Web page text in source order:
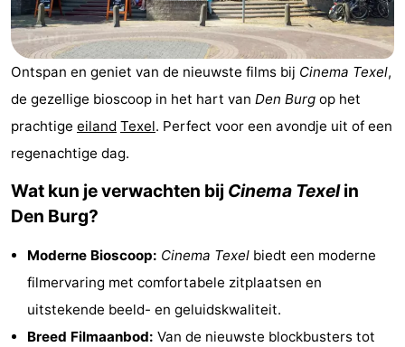
Hoorn
De
Cocksdorp
-
De
Koog
-
Oudeschild
De
Waal
-
Oosterend
Natuur
uitkijkpunten
Overnachten
Appartementen
Ontspan en geniet van de nieuwste films bij Cinema Texel,
de gezellige bioscoop in het hart van Den Burg op het
prachtige eiland Texel. Perfect voor een avondje uit of een
regenachtige dag.
Wat kun je verwachten bij Cinema Texelin
Den Burg?
Moderne Bioscoop: Cinema Texel biedt een moderne
filmervaring met comfortabele zitplaatsen en
uitstekende beeld- en geluidskwaliteit.
Breed Filmaanbod: Van de nieuwste blockbusters tot